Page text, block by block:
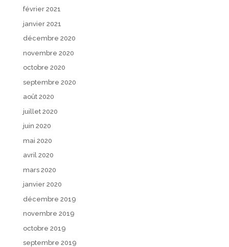
février 2021
janvier 2021
décembre 2020
novembre 2020
octobre 2020
septembre 2020
août 2020
juillet 2020
juin 2020
mai 2020
avril 2020
mars 2020
janvier 2020
décembre 2019
novembre 2019
octobre 2019
septembre 2019